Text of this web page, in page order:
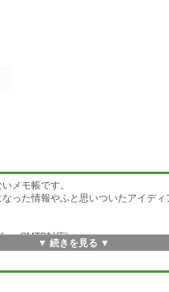
メモ帳です。
った情報やふと思いついたアイデ
SMTP対応)
(38種類)で検索
。
▼ 続きを見る ▼